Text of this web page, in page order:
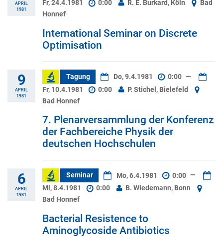
APRIL
1981
Fr, 24.4.1981
0:00 R. E. Burkard, Köln
Bad
Honnef
International Seminar on Discrete
Optimisation
9
APRIL
1981
Tagung Do, 9.4.1981 0:00 —
Fr, 10.4.1981
0:00
P. Stichel, Bielefeld
Bad Honnef
7. Plenarversammlung der Konferenz
der Fachbereiche Physik der
deutschen Hochschulen
6
APRIL
1981
Seminar Mo, 6.4.1981 0:00 —
Mi, 8.4.1981
0:00
B. Wiedemann, Bonn
Bad Honnef
Bacterial Resistence to
Aminoglycoside Antibiotics